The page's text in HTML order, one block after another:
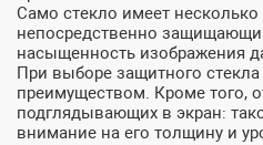
Само стекло имеет
непосредственно
насыщенность изображения
При выборе защитного
преимуществом. Кроме того,
подглядывающих в экран:
внимание на его толщину и